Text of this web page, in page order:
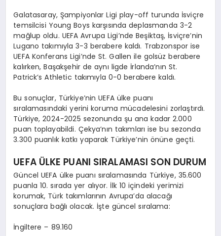
Galatasaray, Şampiyonlar Ligi play-off turunda İsviçre
temsilcisi Young Boys karşısında deplasmanda 3-2
mağlup oldu. UEFA Avrupa Ligi’nde Beşiktaş, İsviçre’nin
Lugano takımıyla 3-3 berabere kaldı. Trabzonspor ise
UEFA Konferans Ligi’nde St. Gallen ile golsüz berabere
kalırken, Başakşehir de aynı ligde İrlanda’nın St.
Patrick’s Athletic takımıyla 0-0 berabere kaldı.
Bu sonuçlar, Türkiye’nin UEFA ülke puanı
sıralamasındaki yerini koruma mücadelesini zorlaştırdı.
Türkiye, 2024-2025 sezonunda şu ana kadar 2.000
puan toplayabildi. Çekya’nın takımları ise bu sezonda
3.300 puanlık katkı yaparak Türkiye’nin önüne geçti.
UEFA ÜLKE PUANI SIRALAMASI SON DURUM
Güncel UEFA ülke puanı sıralamasında Türkiye, 35.600
puanla 10. sırada yer alıyor. İlk 10 içindeki yerimizi
korumak, Türk takımlarının Avrupa’da alacağı
sonuçlara bağlı olacak. İşte güncel sıralama:
İngiltere – 89.160